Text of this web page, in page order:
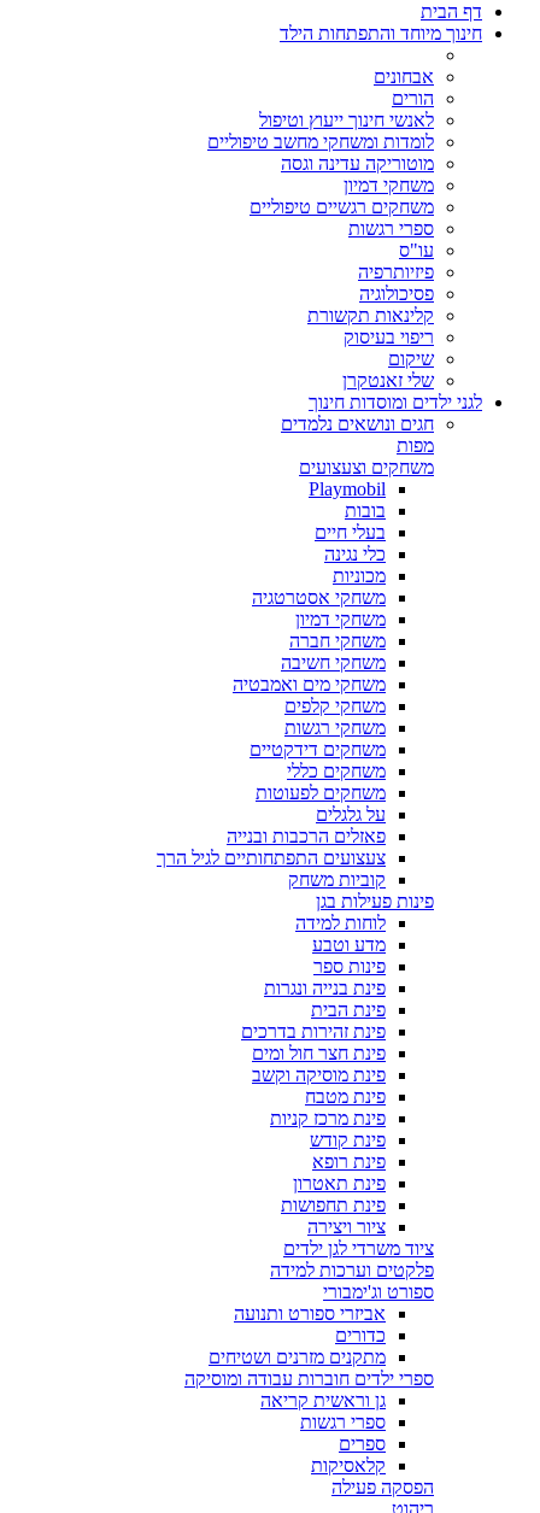
דף הבית
חינוך מיוחד והתפתחות הילד
אבחונים
הורים
לאנשי חינוך ייעוץ וטיפול
לומדות ומשחקי מחשב טיפוליים
מוטוריקה עדינה וגסה
משחקי דמיון
משחקים רגשיים טיפוליים
ספרי רגשות
עו"ס
פיזיותרפיה
פסיכולוגיה
קלינאות תקשורת
ריפוי בעיסוק
שיקום
שלי זאנטקרן
לגני ילדים ומוסדות חינוך
חגים ונושאים נלמדים
מפות
משחקים וצעצועים
Playmobil
בובות
בעלי חיים
כלי נגינה
מכוניות
משחקי אסטרטגיה
משחקי דמיון
משחקי חברה
משחקי חשיבה
משחקי מים ואמבטיה
משחקי קלפים
משחקי רגשות
משחקים דידקטיים
משחקים כללי
משחקים לפעוטות
על גלגלים
פאזלים הרכבות ובנייה
צעצועים התפתחותיים לגיל הרך
קוביות משחק
פינות פעילות בגן
לוחות למידה
מדע וטבע
פינות ספר
פינת בנייה ונגרות
פינת הבית
פינת זהירות בדרכים
פינת חצר חול ומים
פינת מוסיקה וקשב
פינת מטבח
פינת מרכז קניות
פינת קודש
פינת רופא
פינת תאטרון
פינת תחפושות
ציור ויצירה
ציוד משרדי לגן ילדים
פלקטים וערכות למידה
ספורט וג'ימבורי
אביזרי ספורט ותנועה
כדורים
מתקנים מזרנים ושטיחים
ספרי ילדים חוברות עבודה ומוסיקה
גן וראשית קריאה
ספרי רגשות
ספרים
קלאסיקות
הפסקה פעילה
ריהוט